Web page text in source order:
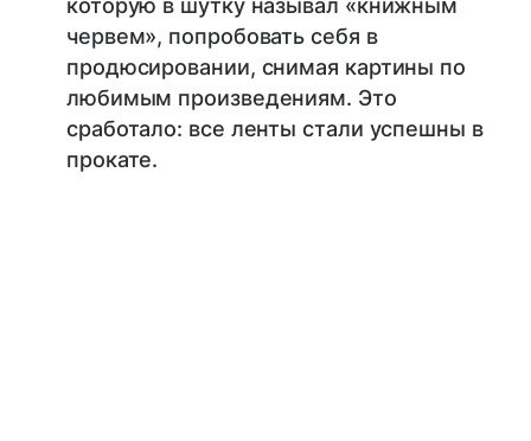
которую в шутку называл «книжным
червем», попробовать себя в
продюсировании, снимая картины по
любимым произведениям. Это
сработало: все ленты стали успешны в
прокате.